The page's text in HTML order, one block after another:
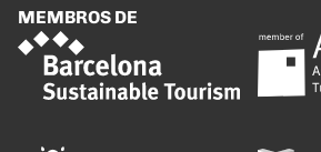
MEMBROS DE